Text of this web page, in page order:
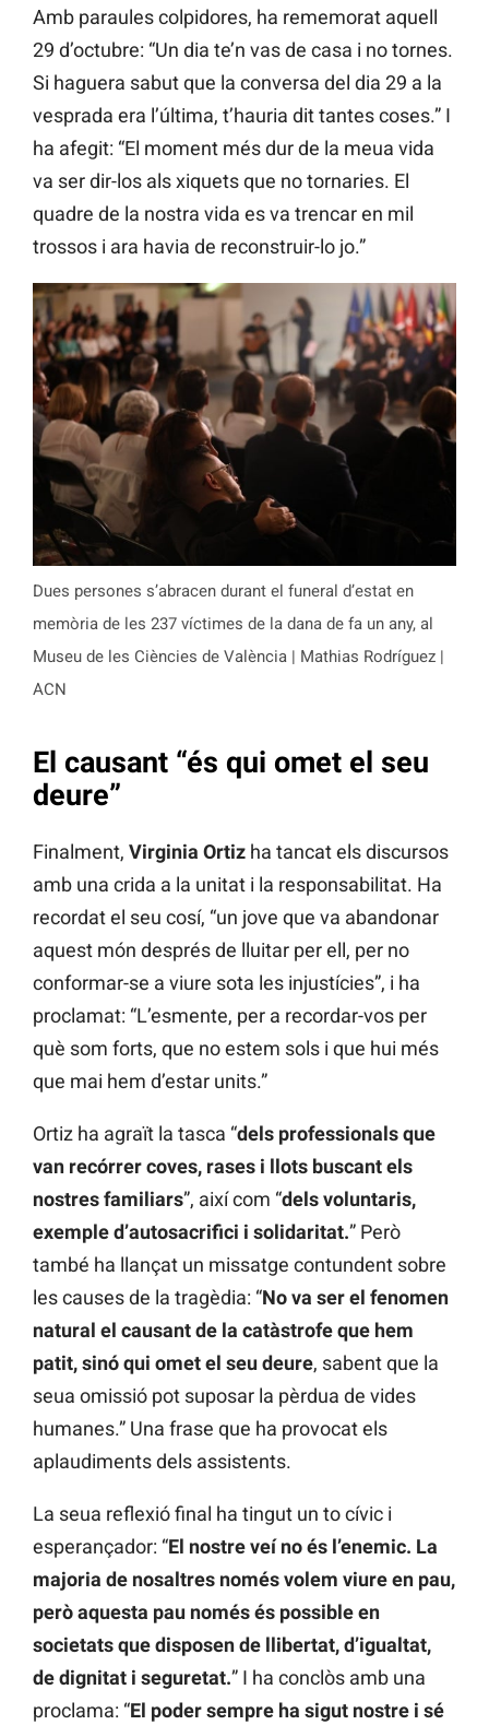
Amb paraules colpidores, ha rememorat aquell
29 d’octubre: “Un dia te’n vas de casa i no tornes.
Si haguera sabut que la conversa del dia 29 a la
vesprada era l’última, t’hauria dit tantes coses.” I
ha afegit: “El moment més dur de la meua vida
va ser dir-los als xiquets que no tornaries. El
quadre de la nostra vida es va trencar en mil
trossos i ara havia de reconstruir-lo jo.”
Dues persones s’abracen durant el funeral d’estat en
memòria de les 237 víctimes de la dana de fa un any, al
Museu de les Ciències de València | Mathias Rodríguez |
ACN
El causant “és qui omet el seu
deure”
Finalment, Virginia Ortiz ha tancat els discursos
amb una crida a la unitat i la responsabilitat. Ha
recordat el seu cosí, “un jove que va abandonar
aquest món després de lluitar per ell, per no
conformar-se a viure sota les injustícies”, i ha
proclamat: “L’esmente, per a recordar-vos per
què som forts, que no estem sols i que hui més
que mai hem d’estar units.”
Ortiz ha agraït la tasca “dels professionals que
van recórrer coves, rases i llots buscant els
nostres familiars”, així com “dels voluntaris,
exemple d’autosacrifici i solidaritat.” Però
també ha llançat un missatge contundent sobre
les causes de la tragèdia: “No va ser el fenomen
natural el causant de la catàstrofe que hem
patit, sinó qui omet el seu deure, sabent que la
seua omissió pot suposar la pèrdua de vides
humanes.” Una frase que ha provocat els
aplaudiments dels assistents.
La seua reflexió final ha tingut un to cívic i
esperançador: “El nostre veí no és l’enemic. La
majoria de nosaltres només volem viure en pau,
però aquesta pau només és possible en
societats que disposen de llibertat, d’igualtat,
de dignitat i seguretat.” I ha conclòs amb una
proclama: “El poder sempre ha sigut nostre i sé